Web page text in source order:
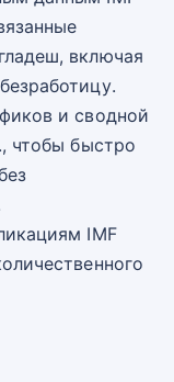
включая
и сводной
чтобы быстро
IMF